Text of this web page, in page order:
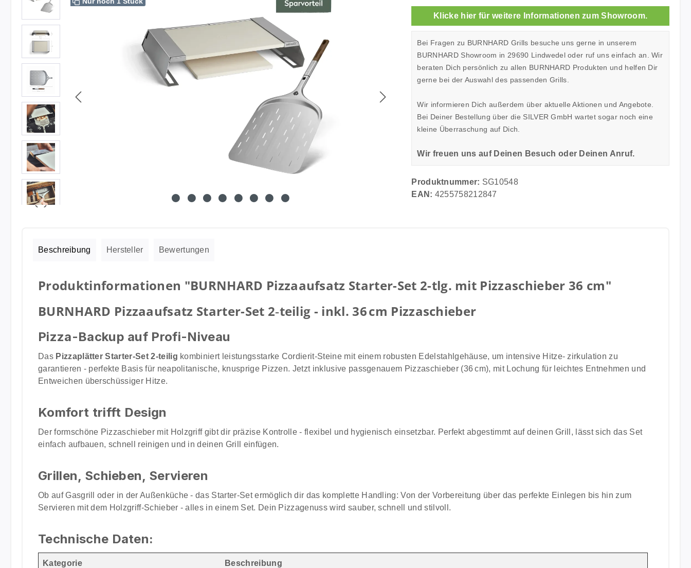
Klicke hier für weitere Informationen zum Showroom.
Bei Fragen zu BURNHARD Grills besuche uns gerne in unserem
BURNHARD Showroom in 29690 Lindwedel oder ruf uns einfach an. Wir
beraten Dich persönlich zu allen BURNHARD Produkten und helfen Dir
gerne bei der Auswahl des passenden Grills.
Wir informieren Dich außerdem über aktuelle Aktionen und Angebote.
Bei Deiner Bestellung über die SILVER GmbH wartet sogar noch eine
kleine Überraschung auf Dich.
Wir freuen uns auf Deinen Besuch oder Deinen Anruf.
Produktnummer: SG10548
EAN: 4255758212847
Beschreibung Hersteller Bewertungen
Produktinformationen "BURNHARD Pizzaaufsatz Starter-Set 2-tlg. mit Pizzaschieber 36 cm"
BURNHARD Pizzaaufsatz Starter-Set 2‑teilig - inkl. 36 cm Pizzaschieber
Pizza-Backup auf Profi-Niveau
Das Pizzaplätter Starter-Set 2‑teilig kombiniert leistungsstarke Cordierit-Steine mit einem robusten Edelstahlgehäuse, um intensive Hitze- zirkulation zu
garantieren - perfekte Basis für neapolitanische, knusprige Pizzen. Jetzt inklusive passgenauem Pizzaschieber (36 cm), mit Lochung für leichtes Entnehmen und
Entweichen überschüssiger Hitze.
Komfort trifft Design
Der formschöne Pizzaschieber mit Holzgriff gibt dir präzise Kontrolle - flexibel und hygienisch einsetzbar. Perfekt abgestimmt auf deinen Grill, lässt sich das Set
einfach aufbauen, schnell reinigen und in deinen Grill einfügen.
Grillen, Schieben, Servieren
Ob auf Gasgrill oder in der Außenküche - das Starter-Set ermöglich dir das komplette Handling: Von der Vorbereitung über das perfekte Einlegen bis hin zum
Servieren mit dem Holzgriff-Schieber - alles in einem Set. Dein Pizzagenuss wird sauber, schnell und stilvoll.
Technische Daten:
Kategorie Beschreibung